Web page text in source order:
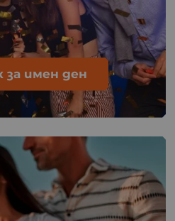
за имен ден